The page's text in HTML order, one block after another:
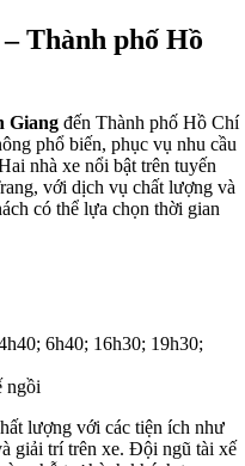
Thành phố Hồ
Giang đến Thành phố Hồ Chí
phổ biến, phục vụ nhu cầu
nhà xe nổi bật trên tuyến
với dịch vụ chất lượng và
có thể lựa chọn thời gian
6h40; 16h30; 19h30;
ngồi
lượng với các tiện ích như
giải trí trên xe. Đội ngũ tài xế